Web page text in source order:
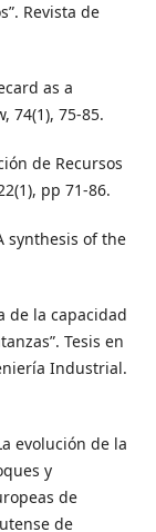
Revista de
as a
74(1), 75-85.
de Recursos
pp 71-86.
synthesis of the
de la capacidad
Tesis en
Industrial.
evolución de la
y
de
de